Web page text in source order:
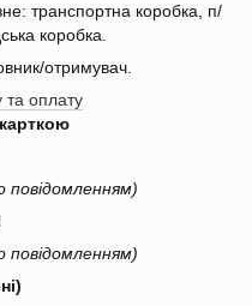
транспортна коробка, п/
коробка.
отримувач.
та оплату
повідомленням)
повідомленням)